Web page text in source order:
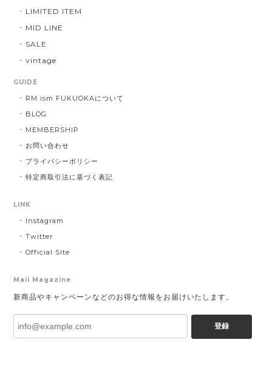
LIMITED ITEM
MID LINE
SALE
vintage
GUIDE
RM ism FUKUOKAについて
BLOG
MEMBERSHIP
お問い合わせ
プライバシーポリシー
特定商取引法に基づく表記
LINK
Instagram
Twitter
Official Site
Mail Magazine
新商品やキャンペーンなどのお得な情報をお届けいたします。
登録